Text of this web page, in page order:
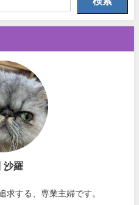
沙羅
求する、専業主婦です。